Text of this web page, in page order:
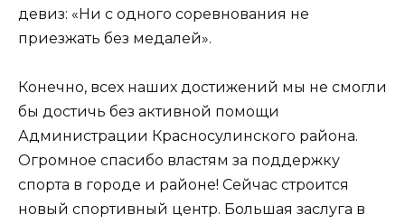
девиз: «Ни с одного соревнования не
приезжать без медалей».
Конечно, всех наших достижений мы не смогли
бы достичь без активной помощи
Администрации Красносулинского района.
Огромное спасибо властям за поддержку
спорта в городе и районе! Сейчас строится
новый спортивный центр. Большая заслуга в